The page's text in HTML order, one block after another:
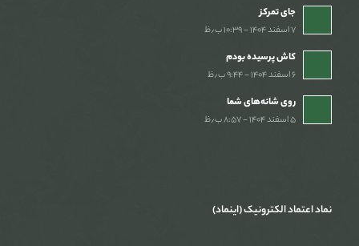
جای تمرکز
۷ اسفند ۱۴۰۴ - ۱۰:۳۹ ب٫ظ
کاش پرسیده بودم
۶ اسفند ۱۴۰۴ - ۹:۴۴ ب٫ظ
روی شانه‌های شما
۵ اسفند ۱۴۰۴ - ۸:۵۷ ب٫ظ
نماد اعتماد الکترونیک (اینماد)